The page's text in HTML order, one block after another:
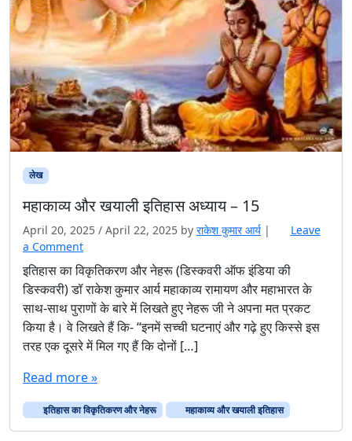
लेख
महाकाव्य और खयाली इतिहास अध्याय – 15
April 20, 2025 / April 22, 2025 by राकेश कुमार आर्य |
Leave
a Comment
इतिहास का विकृतिकरण और नेहरू (डिस्कवरी ऑफ इंडिया की
डिस्कवरी) डॉ राकेश कुमार आर्य महाकाव्य रामायण और महाभारत के
साथ-साथ पुराणों के बारे में लिखते हुए नेहरू जी ने अपना मत प्रकट
किया है। वे लिखते हैं कि- “इनमें सच्ची घटनाएं और गढ़े हुए किस्से इस
तरह एक दूसरे में मिल गए हैं कि दोनों […]
Read more »
इतिहास का विकृतिकरण और नेहरू महाकाव्य और खयाली इतिहास